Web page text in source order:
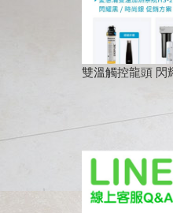
雙溫觸控龍頭 閃